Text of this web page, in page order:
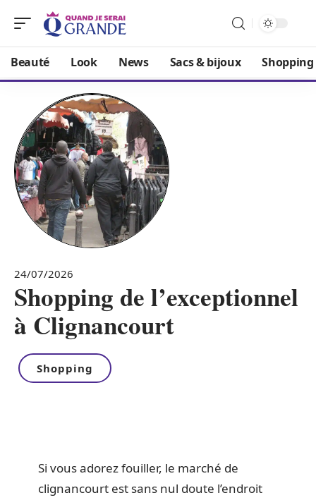
Beauté Look News Sacs & bijoux Shopping
24/07/2026
Shopping de l’exceptionnel
à Clignancourt
Shopping
Si vous adorez fouiller, le marché de
clignancourt est sans nul doute l’endroit